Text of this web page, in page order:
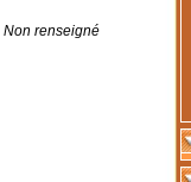
Non renseigné